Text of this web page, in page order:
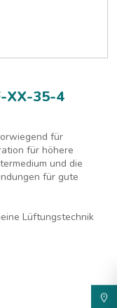
XX-35-4
für
für höhere
und die
für gute
Lüftungstechnik